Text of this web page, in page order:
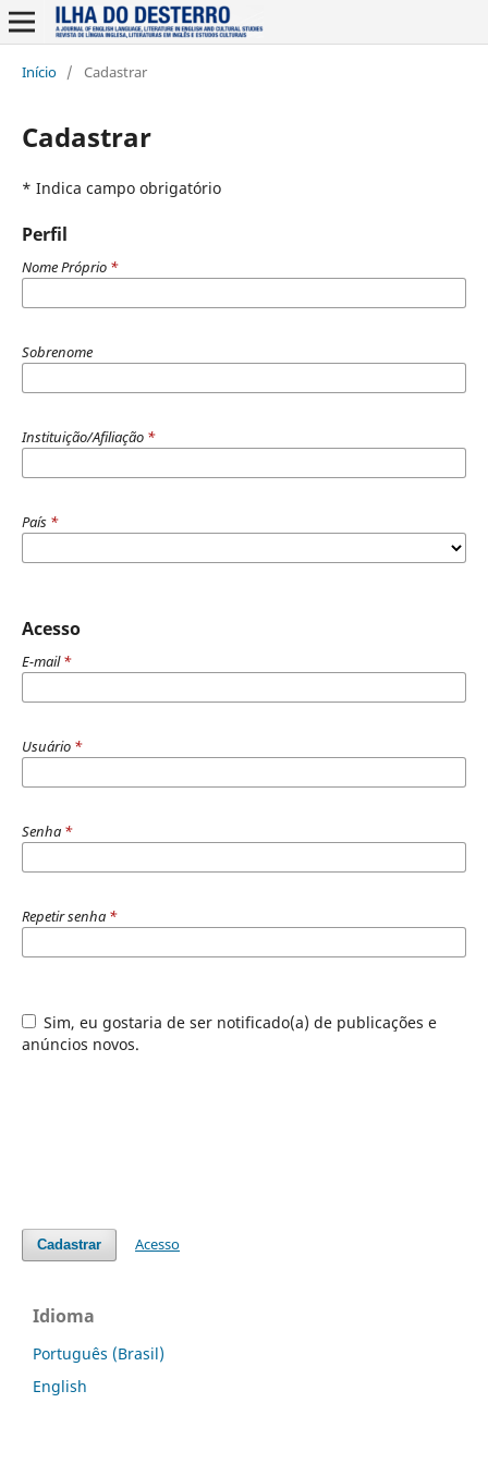
Início / Cadastrar
Cadastrar
* Indica campo obrigatório
Perfil
Nome Próprio *
Sobrenome
Instituição/Afiliação *
País *
Acesso
E-mail*
Usuário *
Senha *
Repetir senha *
Sim, eu gostaria de ser notificado(a) de publicações e
anúncios novos.
Cadastrar Acesso
Idioma
Português (Brasil)
English